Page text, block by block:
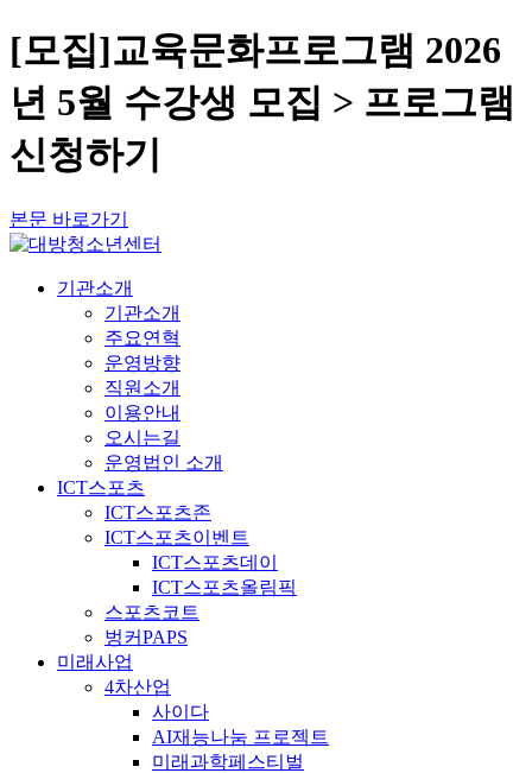
[모집]교육문화프로그램 2026
년 5월 수강생 모집 > 프로그램
신청하기
본문 바로가기
기관소개
기관소개
주요연혁
운영방향
직원소개
이용안내
오시는길
운영법인 소개
ICT스포츠
ICT스포츠존
ICT스포츠이벤트
ICT스포츠데이
ICT스포츠올림픽
스포츠코트
벙커PAPS
미래사업
4차산업
사이다
AI재능나눔 프로젝트
미래과학페스티벌